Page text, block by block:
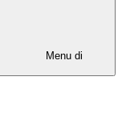
Menu di